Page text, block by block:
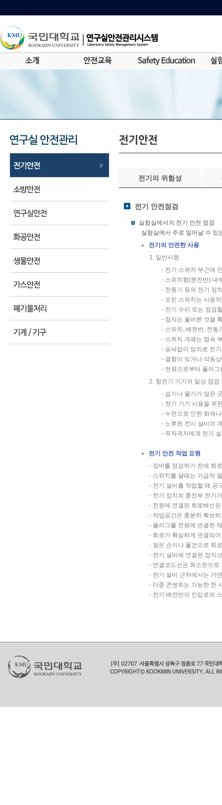
전기의 위험성
전기 안전점검
실험실에서의 전기 안전 점검
실험실에서 주로 일어날 수 있
전기의 안전한 사용
일반사항
- 전기 스위치 부근에
- 스위치함(분전반) 내
- 전동기 등의 전기 장
- 모든 스위치는 사용
- 전기 수리 또는 점검
- 접지는 올바른 것을
- 스위치, 배전반, 전동
- 스위치 개폐는 접속
- 승낙없이 임의로 전
- 결함이 있거나 작동
- 전원으로부터 플러
항전기 기기의 일상 점검
- 습기나 물기가 많은
- 전기 기기 사용을 위
- 누전으로 인한 화재
- 노후된 전시 설비의
- 무자격자에게 전기
전기 안전 작업 요령
- 장비를 점검하기 전에 회
- 스위치를 끌때는 가급적
- 전기 설비를 작업할 때 공
- 전기 장치의 충전부 전기
- 전원에 연결된 회로배선
- 작업공간은 충분히 확보
- 플러그를 전원에 연결한
- 회로가 확실하게 연결되
- 젖은 손이나 물건으로 회
- 전기 설비에 연결된 접지
- 연결코드선은 최소한으로
- 전기 설비 근처에서는 가
- 다중 콘센트는 가능한 한
- 전기 배전반의 진입로와